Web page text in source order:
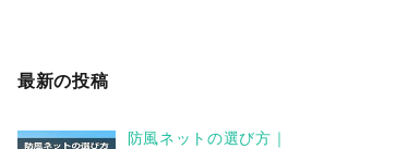
最新の投稿
防風ネットの選び方｜